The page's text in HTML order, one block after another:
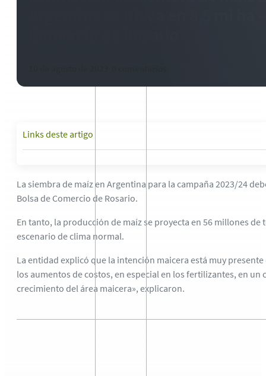
Links deste artigo
La siembra de maíz en Argentina para la campaña 2023/24
Bolsa de Comercio de Rosario.
En tanto, la producción de maíz se proyecta en 56 millones
escenario de clima normal.
La entidad explicó que la intención maicera está muy
los aumentos de costos, en especial en los fertilizantes, en
crecimiento del área maicera», explicaron.